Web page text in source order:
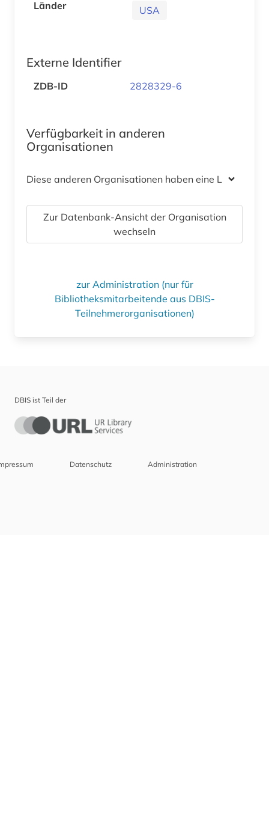
Länder
USA
Externe Identifier
ZDB-ID 2828329-6
Verfügbarkeit in anderen
Organisationen
Diese anderen Organisationen haben eine Lizenz
Zur Datenbank-Ansicht der Organisation
wechseln
zur Administration (nur für
Bibliotheksmitarbeitende aus DBIS-
Teilnehmerorganisationen)
DBIS ist Teil der
Datenschutz Administration